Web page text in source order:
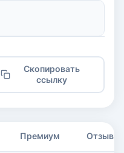
Скопировать
ссылку
Премиум Отзывы